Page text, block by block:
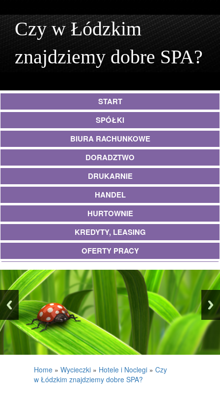
Czy w Łódzkim
znajdziemy dobre SPA?
START
SPÓŁKI
BIURA RACHUNKOWE
DORADZTWO
DRUKARNIE
HANDEL
HURTOWNIE
KREDYTY, LEASING
OFERTY PRACY
UBEZPIECZENIA
EKOLOGIA
BANKI, PRZELEWY, WALUTY, KANTORY
WYKOŃCZENIA
PROJEKTOWANIE
MATERIAŁY BUDOWLANE
Home » Wycieczki » Hotele i Noclegi » Czy
w Łódzkim znajdziemy dobre SPA?